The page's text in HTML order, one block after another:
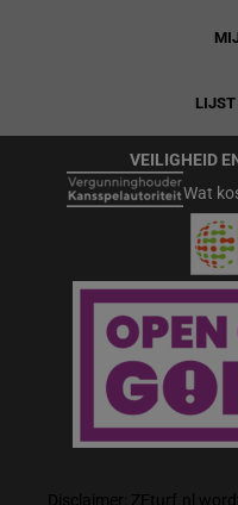
LIJST
VEILIGHEID
Wat
Disclaimer: ZEturf.nl